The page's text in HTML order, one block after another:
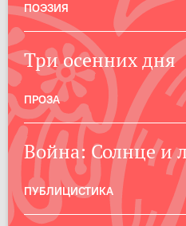
ПОЭЗИЯ
Три осенних дня
ПРОЗА
Война: Солнце и
ПУБЛИЦИСТИКА